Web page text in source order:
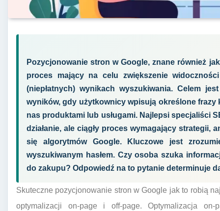
Pozycjonowanie stron w Google, znane również
proces mający na celu zwiększenie
(niepłatnych) wynikach wyszukiwania. Celem
wyników, gdy użytkownicy wpisują określone frazy
nas produktami lub usługami. Najlepsi specjaliści
działanie, ale ciągły proces wymagający strategii,
się algorytmów Google. Kluczowe jest
wyszukiwanym hasłem. Czy osoba szuka
do zakupu? Odpowiedź na to pytanie determinuje
Skuteczne pozycjonowanie stron w Google jak to robią
optymalizacji on-page i off-page. Optymalizacja